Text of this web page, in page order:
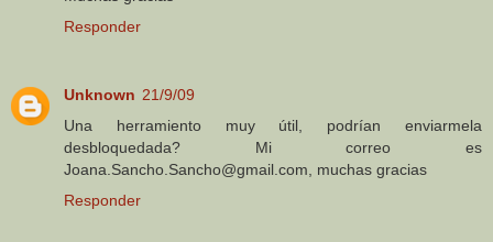
Responder
Unknown 21/9/09
Una herramiento muy útil, podrían enviarmela
desbloquedada? Mi correo es
Joana.Sancho.Sancho@gmail.com, muchas gracias
Responder